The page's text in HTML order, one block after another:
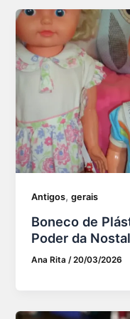
Antigos,gerais
Boneco de
Poder da
Ana Rita/20/03/2026